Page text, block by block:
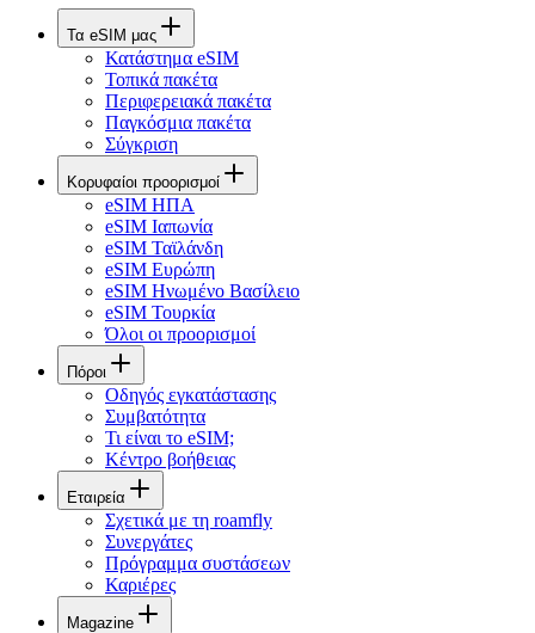
Τα eSIM μας
Κατάστημα eSIM
Τοπικά πακέτα
Περιφερειακά πακέτα
Παγκόσμια πακέτα
Σύγκριση
Κορυφαίοι προορισμοί
eSIM ΗΠΑ
eSIM Ιαπωνία
eSIM Ταϊλάνδη
eSIM Ευρώπη
eSIM Ηνωμένο Βασίλειο
eSIM Τουρκία
Όλοι οι προορισμοί
Πόροι
Οδηγός εγκατάστασης
Συμβατότητα
Τι είναι το eSIM;
Κέντρο βοήθειας
Εταιρεία
Σχετικά με τη roamfly
Συνεργάτες
Πρόγραμμα συστάσεων
Καριέρες
Magazine